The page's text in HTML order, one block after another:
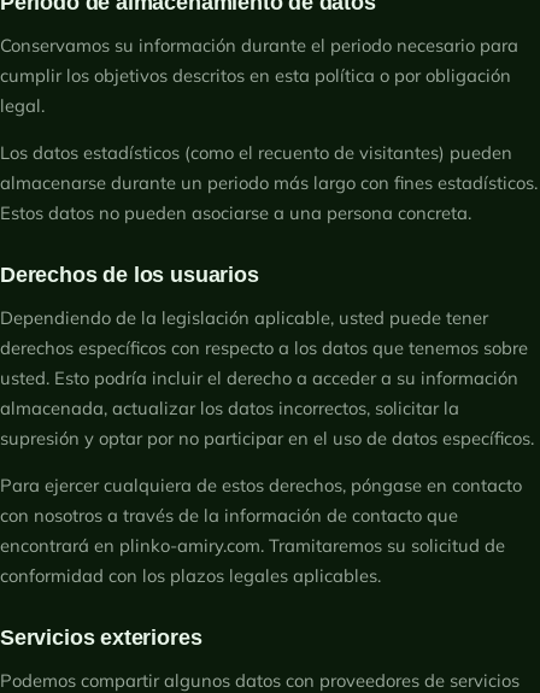
Conservamos su información durante el periodo necesario para
cumplir los objetivos descritos en esta política o por obligación
legal.
Los datos estadísticos (como el recuento de visitantes) pueden
almacenarse durante un periodo más largo con fines estadísticos.
Estos datos no pueden asociarse a una persona concreta.
Derechos de los usuarios
Dependiendo de la legislación aplicable, usted puede tener
derechos específicos con respecto a los datos que tenemos sobre
usted. Esto podría incluir el derecho a acceder a su información
almacenada, actualizar los datos incorrectos, solicitar la
supresión y optar por no participar en el uso de datos específicos.
Para ejercer cualquiera de estos derechos, póngase en contacto
con nosotros a través de la información de contacto que
encontrará en plinko-amiry.com. Tramitaremos su solicitud de
conformidad con los plazos legales aplicables.
Servicios exteriores
Podemos compartir algunos datos con proveedores de servicios